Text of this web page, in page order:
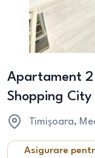
Apartament 2
Shopping City
Timișoara,
Asigurare